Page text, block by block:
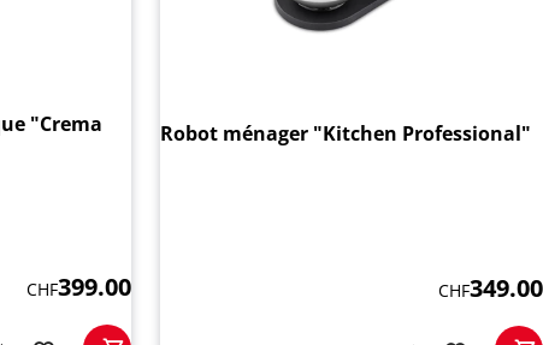
"Crema
CHF399.00
Robot ménager "Kitchen Professional"
CHF349.00